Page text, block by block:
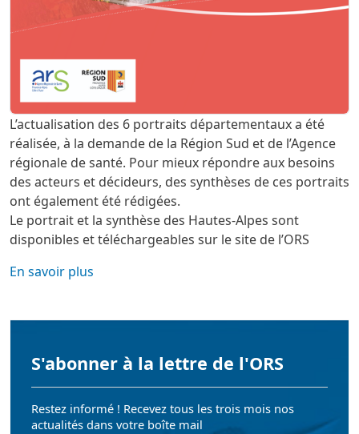
L’actualisation des 6 portraits départementaux a été
réalisée, à la demande de la Région Sud et de l’Agence
régionale de santé. Pour mieux répondre aux besoins
des acteurs et décideurs, des synthèses de ces portraits
ont également été rédigées.
Le portrait et la synthèse des Hautes-Alpes sont
disponibles et téléchargeables sur le site de l’ORS
En savoir plus
S'abonner à la lettre de l'ORS
Restez informé ! Recevez tous les trois mois nos
actualités dans votre boîte mail